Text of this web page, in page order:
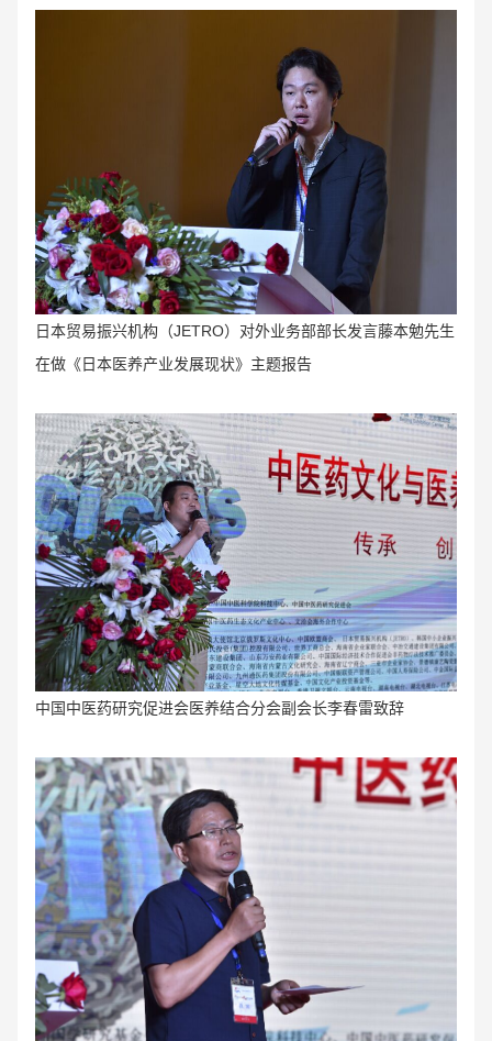
日本贸易振兴机构（JETRO）对外业务部部长发言藤本勉先生
在做《日本医养产业发展现状》主题报告
中国中医药研究促进会医养结合分会副会长李春雷致辞